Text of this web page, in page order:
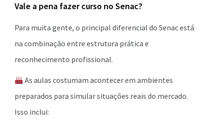
Vale a pena fazer curso no Senac?
Para muita gente, o principal diferencial do Senac está
na combinação entre estrutura prática e
reconhecimento profissional.
As aulas costumam acontecer em ambientes
preparados para simular situações reais do mercado.
Isso inclui: